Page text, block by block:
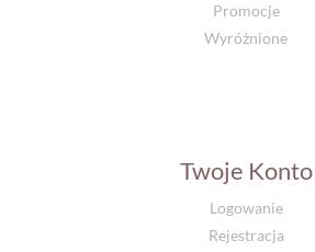
Promocje
Wyróżnione
Twoje Konto
Logowanie
Rejestracja